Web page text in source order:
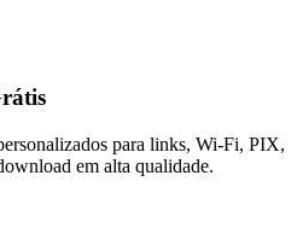
para links, Wi-Fi, PIX,
em alta qualidade.